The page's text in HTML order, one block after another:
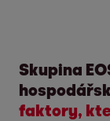
Skupina
faktory,